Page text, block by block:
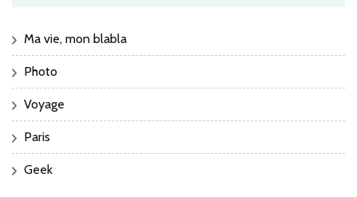
Ma vie, mon blabla
Photo
Voyage
Paris
Geek